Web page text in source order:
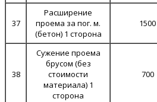
37
Расширение
проема за пог. м.
(бетон) 1 сторона
1500
38
Сужение проема
брусом (без
стоимости
материала) 1
сторона
700